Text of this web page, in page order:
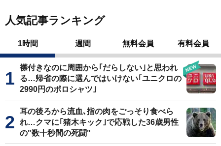
人気記事ランキング
1時間 週間 無料会員 有料会員
襟付きなのに周囲から｢だらしない｣と思われ
る…帰省の際に選んではいけない｢ユニクロの
2990円のポロシャツ｣
耳の後ろから流血､指の肉をごっそり食べら
れ…クマに｢猪木キック｣で応戦した36歳男性
の"数十秒間の死闘"